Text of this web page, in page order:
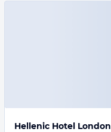
Hellenic Hotel London